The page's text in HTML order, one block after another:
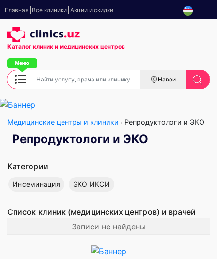
Главная Все клиники Акции и скидки
Каталог клиник и медицинских центров
Навои
Медицинские центры и клиники Репродуктологи и ЭКО
Репродуктологи и ЭКО
Категории
Инсеминация ЭКО ИКСИ
Список клиник (медицинских центров) и врачей
Записи не найдены